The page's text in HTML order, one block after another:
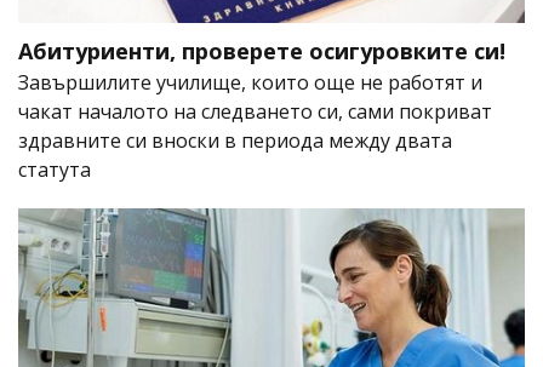
Абитуриенти, проверете осигуровките си!
Завършилите училище, които още не работят и
чакат началото на следването си, сами покриват
здравните си вноски в периода между двата
статута